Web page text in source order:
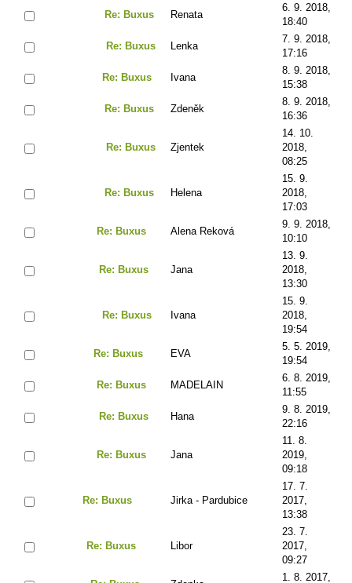
Re: Buxus Renata
6. 9. 2018,
18:40
Re: Buxus Lenka
7. 9. 2018,
17:16
Re: Buxus Ivana
8. 9. 2018,
15:38
Re: Buxus Zdeněk
8. 9. 2018,
16:36
Re: Buxus Zjentek
14. 10.
2018,
08:25
Re: Buxus Helena
15. 9.
2018,
17:03
Re: Buxus Alena Reková
9. 9. 2018,
10:10
Re: Buxus Jana
13. 9.
2018,
13:30
Re: Buxus Ivana
15. 9.
2018,
19:54
Re: Buxus EVA
5. 5. 2019,
19:54
Re: Buxus MADELAIN
6. 8. 2019,
11:55
Re: Buxus Hana
9. 8. 2019,
22:16
Re: Buxus Jana
11. 8.
2019,
09:18
Re: Buxus Jirka - Pardubice
17. 7.
2017,
13:38
Re: Buxus Libor
23. 7.
2017,
09:27
1. 8. 2017,